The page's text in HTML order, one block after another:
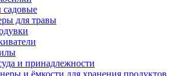
садовые
для травы
и принадлежности